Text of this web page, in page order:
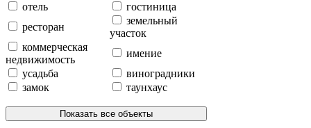
отель
гостиница
ресторан
земельный
участок
коммерческая
недвижимость
имение
усадьба
виноградники
замок
таунхаус
Показать все объекты